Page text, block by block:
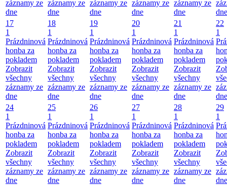
záznamy ze
dne
záznamy ze
dne
záznamy ze
dne
záznamy ze
dne
záznamy ze
dne
dne
17
1
Prázdninová
honba za
pokladem
Zobrazit
všechny
záznamy ze
dne
18
1
Prázdninová
honba za
pokladem
Zobrazit
všechny
záznamy ze
dne
19
1
Prázdninová
honba za
pokladem
Zobrazit
všechny
záznamy ze
dne
20
1
Prázdninová
honba za
pokladem
Zobrazit
všechny
záznamy ze
dne
21
1
Prázdninová
honba za
pokladem
Zobrazit
všechny
záznamy ze
dne
22
1
dne
24
1
Prázdninová
honba za
pokladem
Zobrazit
všechny
záznamy ze
dne
25
1
Prázdninová
honba za
pokladem
Zobrazit
všechny
záznamy ze
dne
26
1
Prázdninová
honba za
pokladem
Zobrazit
všechny
záznamy ze
dne
27
1
Prázdninová
honba za
pokladem
Zobrazit
všechny
záznamy ze
dne
28
1
Prázdninová
honba za
pokladem
Zobrazit
všechny
záznamy ze
dne
29
1
dne